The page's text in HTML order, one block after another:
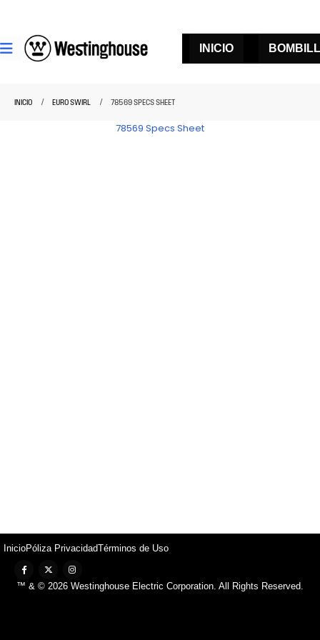
INICIO
INICIO EURO SWIRL 78569 SPECS SHEET
78569 Specs Sheet
InicioPóliza PrivacidadTérminos de Uso
™ & © 2026 Westinghouse Electric Corporation. All Rights Reserved.